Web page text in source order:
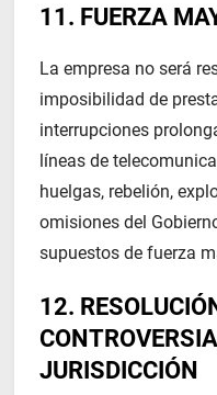
11. FUERZA
La empresa no será
imposibilidad de
interrupciones
líneas de
huelgas, rebelión,
omisiones del
supuestos de fuerza
12.
JURISDICCIÓN